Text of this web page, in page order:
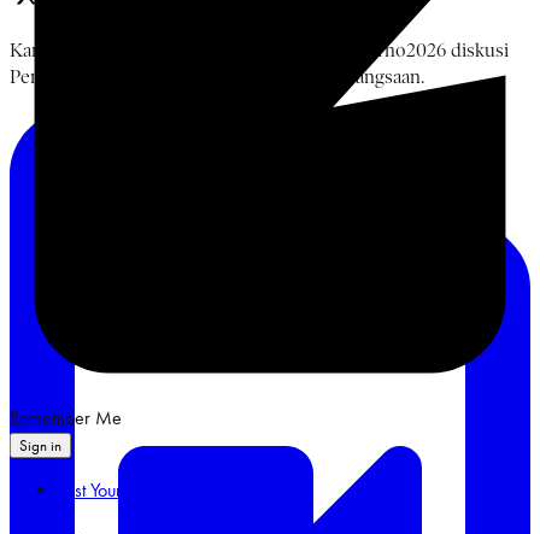
Kamis, 18 Juni 2026 rangkaian #BulanBungKarno2026 diskusi
Pemikiran Bung Karno, NU, dan Islam Kebangsaan.
Remember Me
Sign in
Lost Your Password?